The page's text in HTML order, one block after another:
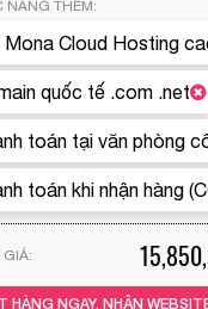
NĂNG THÊM:
Mona Cloud Hosting
quốc tế .com .net
toán tại văn phòng
toán khi nhận hàng
GIÁ:
HÀNG NGAY, NHẬN